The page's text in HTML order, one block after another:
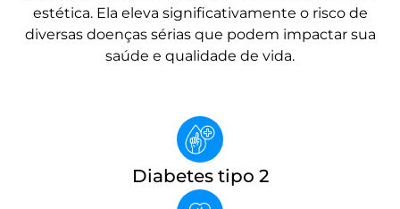
estética. Ela eleva significativamente o risco de
diversas doenças sérias que podem impactar sua
saúde e qualidade de vida.
Diabetes tipo 2